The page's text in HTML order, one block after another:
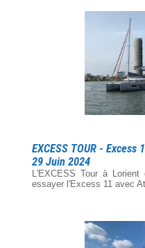
EXCESS TOUR -
29 Juin 2024
L'EXCESS Tour à
essayer l'Excess 11 avec